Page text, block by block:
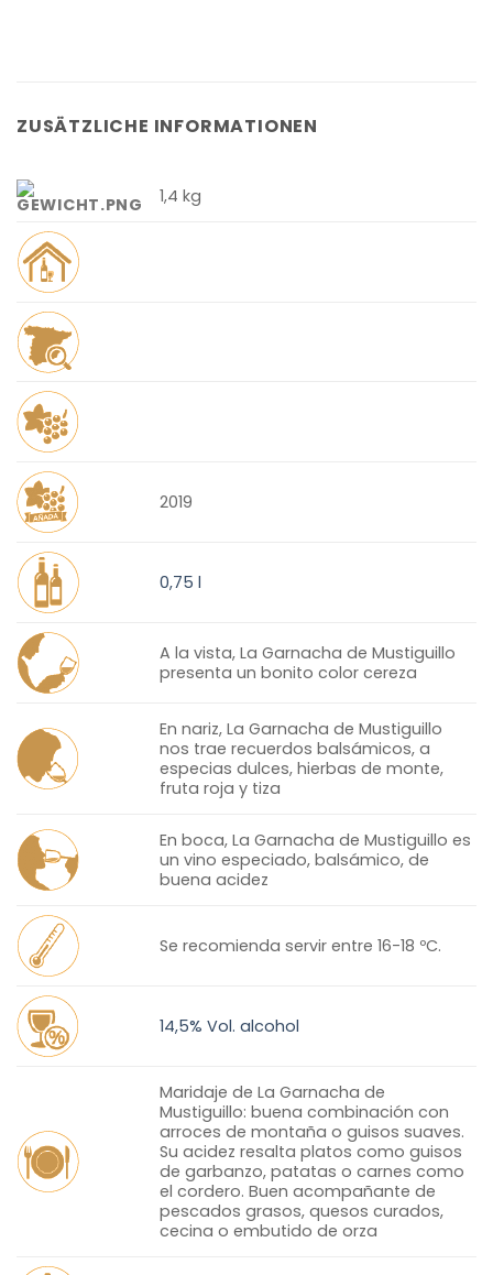
ZUSÄTZLICHE INFORMATIONEN
1,4 kg
2019
0,75 l
A la vista, La Garnacha de Mustiguillo
presenta un bonito color cereza
En nariz, La Garnacha de Mustiguillo
nos trae recuerdos balsámicos, a
especias dulces, hierbas de monte,
fruta roja y tiza
En boca, La Garnacha de Mustiguillo es
un vino especiado, balsámico, de
buena acidez
Se recomienda servir entre 16-18 ºC.
14,5% Vol. alcohol
Maridaje de La Garnacha de
Mustiguillo: buena combinación con
arroces de montaña o guisos suaves.
Su acidez resalta platos como guisos
de garbanzo, patatas o carnes como
el cordero. Buen acompañante de
pescados grasos, quesos curados,
cecina o embutido de orza